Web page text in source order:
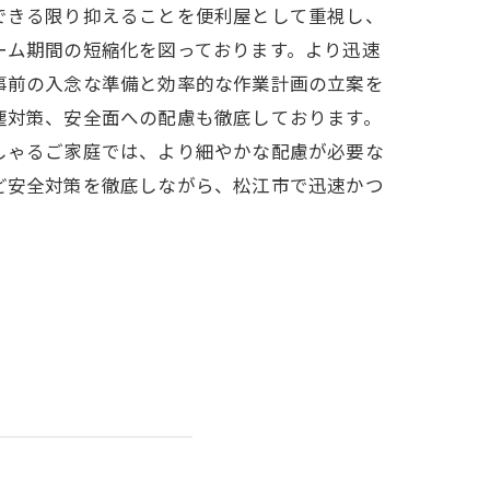
る限り抑えることを便利屋として重視し、
期間の短縮化を図っております。より迅速
の入念な準備と効率的な作業計画の立案を
策、安全面への配慮も徹底しております。
るご家庭では、より細やかな配慮が必要な
全対策を徹底しながら、松江市で迅速かつ